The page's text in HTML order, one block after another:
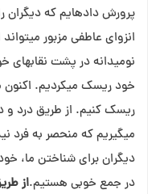
پرورش داده⁯ایم که دیگران
انزوای عاطفی مزبور
نومیدانه در پشت
خود ریسک⁯ می⁯کردیم. اکنون
ریسک کنیم. از طریق درد و
می⁯گیریم که منحصر به فرد
دیگران برای شناختن ما،
در جمع خوبی هستیم.از